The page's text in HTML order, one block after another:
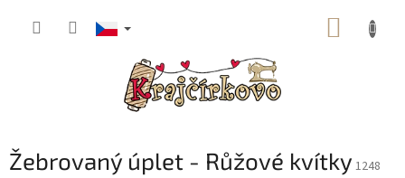
Žebrovaný úplet - Růžové kvítky 1248